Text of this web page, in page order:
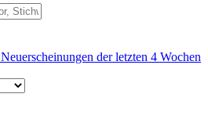
Neuerscheinungen der letzten 4 Wochen